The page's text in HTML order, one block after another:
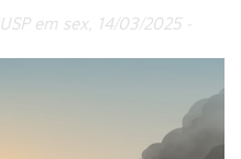
em sex, 14/03/2025 -